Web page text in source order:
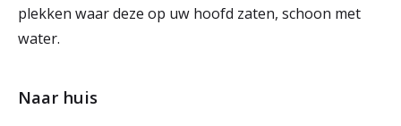
plekken waar deze op uw hoofd zaten, schoon met
water.
Naar huis